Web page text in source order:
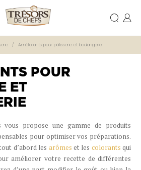
Améliorants pour pâtisserie et boulangerie
POUR
ET
vous propose une gamme de produits
pour optimiser vos préparations.
d’abord les arômes et les colorantsqui
améliorer votre recette de différentes